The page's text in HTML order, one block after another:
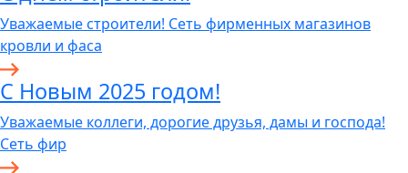
Уважаемые строители! Сеть фирменных магазинов
кровли и фаса
С Новым 2025 годом!
Уважаемые коллеги, дорогие друзья, дамы и господа!
Сеть фир